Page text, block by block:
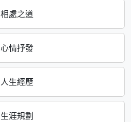
相處之道
心情抒發
人生經歷
生涯規劃